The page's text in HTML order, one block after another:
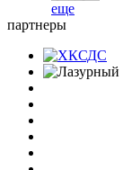
еще
партнеры